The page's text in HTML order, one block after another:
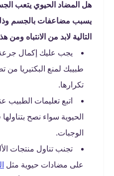
هل المضاد الحيوي يتعب
يسبب مضاعفات بالجسم
التالية لابد من الانتباه ومن
يجب عليك إكمال جرعة
طبيبك لمنع البكتيريا من
تكرارها.
اتبع تعليمات الطبيب
الحيوية سواء نصح بتناولها
الوجبات.
تجنب تناول منتجات
على مضادات حيوية مثل